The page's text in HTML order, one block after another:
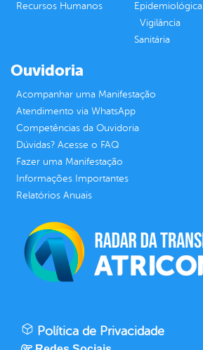
Recursos Humanos
Epidemiológica
Vigilância
Sanitária
Ouvidoria
Acompanhar uma Manifestação
Atendimento via WhatsApp
Competências da Ouvidoria
Dúvidas? Acesse o FAQ
Fazer uma Manifestação
Informações Importantes
Relatórios Anuais
Política de Privacidade